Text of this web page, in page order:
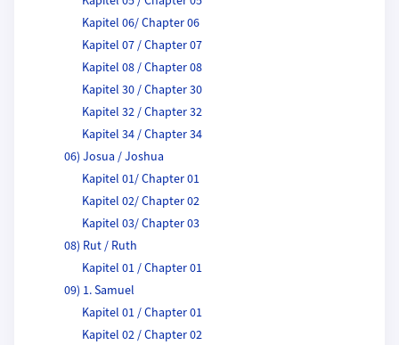
Kapitel 06/ Chapter 06
Kapitel 07 / Chapter 07
Kapitel 08 / Chapter 08
Kapitel 30 / Chapter 30
Kapitel 32 / Chapter 32
Kapitel 34 / Chapter 34
06) Josua / Joshua
Kapitel 01/ Chapter 01
Kapitel 02/ Chapter 02
Kapitel 03/ Chapter 03
08) Rut / Ruth
Kapitel 01 / Chapter 01
09) 1. Samuel
Kapitel 01 / Chapter 01
Kapitel 02 / Chapter 02